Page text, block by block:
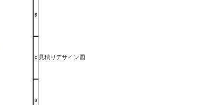
見積りデザイン図